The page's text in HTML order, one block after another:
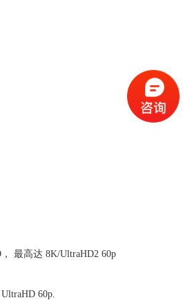
最高达 8K/UltraHD2 60p
60p.